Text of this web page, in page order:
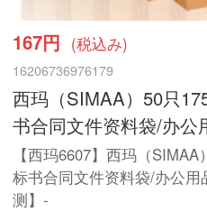
167円 (税込み)
16206736976179
西玛（SIMAA）50只
书合同文件资料袋/办公
【西玛6607】西玛（
标书合同文件资料袋/办公
测】-